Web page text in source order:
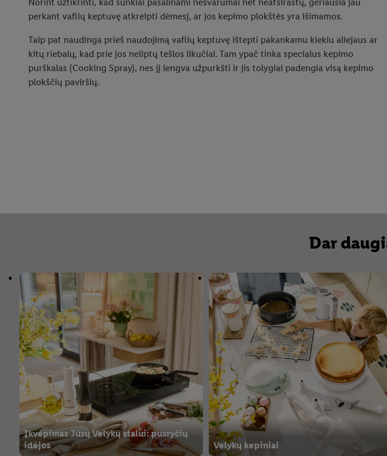
perkant vaflių keptuvę atkreipti dėmesį, ar jos kepimo plokštės yra išimamos.
Taip pat naudinga prieš naudojimą vaflių keptuvę ištepti pakankamu kiekiu aliejaus ar
kitų riebalų, kad prie jos neliptų tešlos likučiai. Tam ypač tinka specialus kepimo
purškalas (Cooking Spray), nes jį lengva užpurkšti ir jis tolygiai padengia visą kepimo
plokščių paviršių.
Dar
Įkvėpimas Jūsų Velykų stalui: pusryčių
idėjos
Velykų kepiniai